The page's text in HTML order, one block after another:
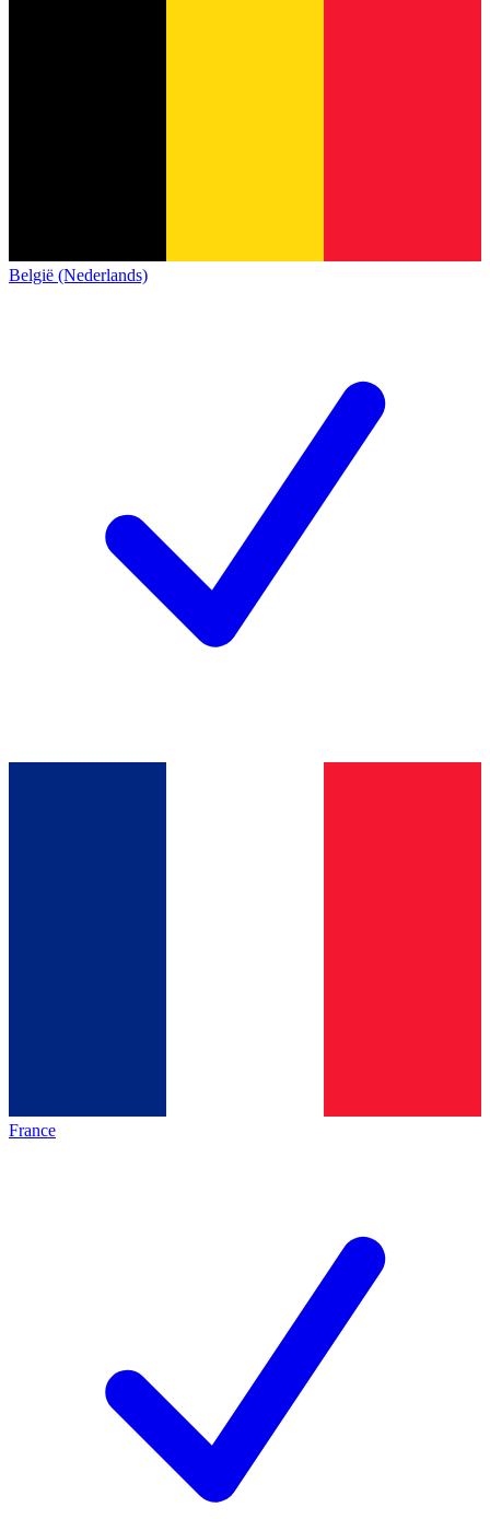
België (Nederlands)
France